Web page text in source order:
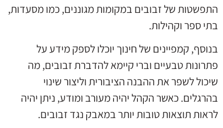
התפשטות של זבובים במקומות מגוננים, כמו מסעדות,
בתי ספר וקהילות.
בנוסף, קמפיינים של חינוך יוכלו לספק מידע על
פתרונות טבעיים וברי קיימא להדברת זבובים, מה
שיכול לשפר את ההבנה הציבורית וליצור שינוי
בהרגלים. כאשר הקהל יהיה מעורב ומודע, ניתן יהיה
לראות תוצאות טובות יותר במאבק נגד זבובים.